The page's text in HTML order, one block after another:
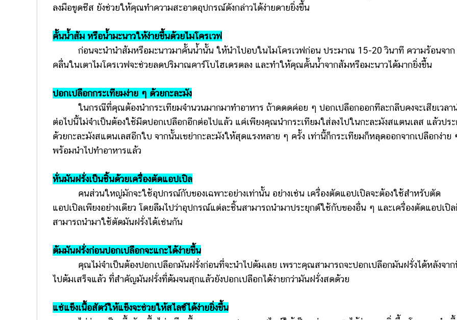
ลงมือขูดชีส ยังช่วยให้คุณทำความสะอาดอุปกรณ์ดังกล่าวได้ง่ายดายยิ่งขึ้น
คั้นน้ำส้ม หรือน้ำมะนาวให้ง่ายขึ้นด้วยไมโครเวฟ
ก่อนจะนำนำส้มหรือมะนาวมาคั้นน้ำนั้น ให้นำไปอบในไมโครเวฟก่อน ประมาณ 15-20 วินาที ความร้อนจาก
คลื่นในเตาไมโครเวฟจะช่วยลดปริมาณคาร์โบไฮเดรตลง และทำให้คุณคั้นน้ำจากส้มหรือมะนาวได้มากยิ่งขึ้น
ปอกเปลือกกระเทียมง่าย ๆ ด้วยกะละมัง
ในกรณีที่คุณต้องนำกระเทียมจำนวนมากมาทำอาหาร ถ้าดดดค่อย ๆ ปอกเปลือกออกทีละกลีบคงจะเสียเวลา
ต่อไปนี้ไม่จำเป็นต้องใช้มีดปอกเปลือกอีกต่อไปแล้ว แค่เพียงคุณนำกระเทียมใส่ลงไปในกะละมังสแตนเลส แล้วปร
ด้วยกะละมังสแตนเลสอีกใบ จากนั้นเขย่ากะละมังให้สุดแรงหลาย ๆ ครั้ง เท่านี้ก็กระเทียมก็หลุดออกจากเปลือกง่าย
พร้อมนำไปทำอาหารแล้ว
หั่นมันฝรั่งเป็นชิ้นด้วยเครื่องตัดแอปเปิล
คนส่วนใหญ่มักจะใช้อุปกรณ์กับของเฉพาะอย่างเท่านั้น อย่างเช่น เครื่องตัดแอปเปิลจะต้องใช้สำหรับตัด
แอปเปิลเพียงอย่างเดียว โดยลืมไปว่าอุปกรณ์แต่ละชิ้นสามารถนำมาประยุกต์ใช้กับของอื่น ๆ และเครื่องตัดแอปเปิ
สามารถนำมาใช้ตัดมันฝรั่งได้เช่นกัน
ต้มมันฝรั่งก่อนปอกเปลือกจะแกะได้ง่ายขึ้น
คุณไม่จำเป็นต้องปอกเปลือกมันฝรั่งก่อนที่จะนำไปต้มเลย เพราะคุณสามารถจะปอกเปลือกมันฝรั่งได้หลังจาก
ไปต้มเสร็จแล้ว ที่สำคัญมันฝรั่งที่ต้มจนสุกแล้วยังปอกเปลือกได้ง่ายกว่ามันฝรั่งสดด้วย
แช่แข็งเนื้อสัตว์ให้แข็งจะช่วยให้สไลซ์ได้ง่ายยิ่งขึ้น